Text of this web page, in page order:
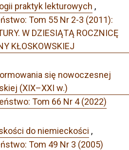
praktyk lekturowych ,
Tom 55 Nr 2-3 (2011):
W DZIESIĄTĄ ROCZNICĘ
KŁOSKOWSKIEJ
się nowoczesnej
(XIX–XXI w.)
Tom 66 Nr 4 (2022)
do niemieckości ,
Tom 49 Nr 3 (2005)